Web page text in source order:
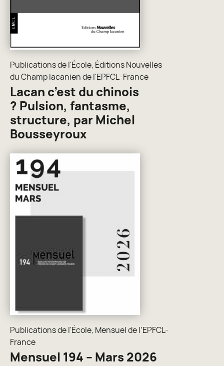
Publications de l'École, Éditions Nouvelles
du Champ lacanien de l'EPFCL-France
Lacan c’est du chinois
? Pulsion, fantasme,
structure, par Michel
Bousseyroux
Publications de l'École, Mensuel de l’EPFCL-
France
Mensuel 194 – Mars 2026